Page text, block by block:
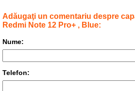
Adăugaţi un comentariu despre
Redmi Note 12 Pro+ , Blue:
Nume:
Telefon: